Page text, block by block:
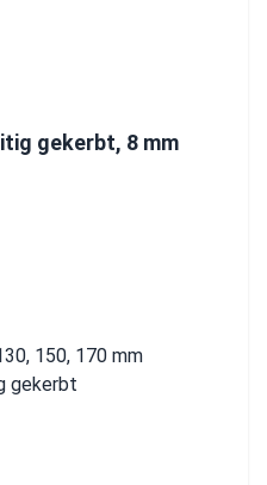
gekerbt, 8 mm
150, 170 mm
gekerbt